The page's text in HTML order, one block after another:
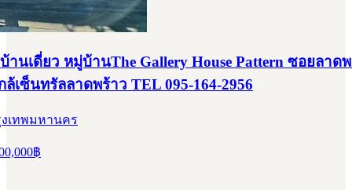
านเดี่ยว หมู่บ้านThe Gallery House Pattern ซอยลาด
ล้เซ็นทรัลลาดพร้าว TEL 095-164-2956
เทพมหานคร
฿